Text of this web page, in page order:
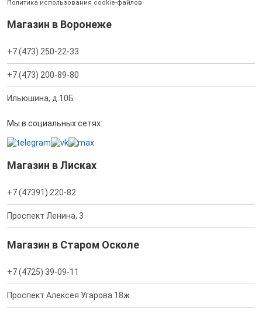
Политика использования cookie-файлов
Магазин в Воронеже
+7 (473) 250-22-33
+7 (473) 200-89-80
Ильюшина, д.10Б
Мы в социальных сетях:
Магазин в Лисках
+7 (47391) 220-82
Проспект Ленина, 3
Магазин в Старом Осколе
+7 (4725) 39-09-11
Проспект Алексея Угарова 18ж